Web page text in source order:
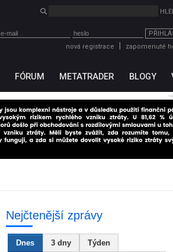
nová registrace
zapomenuté
FÓRUM METATRADER BLOGY
Nejčtenější zprávy
Dnes 3 dny Týden